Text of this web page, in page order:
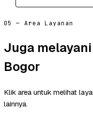
05 — Area Layanan
Juga
Bogor
Klik area untuk melihat
lainnya.